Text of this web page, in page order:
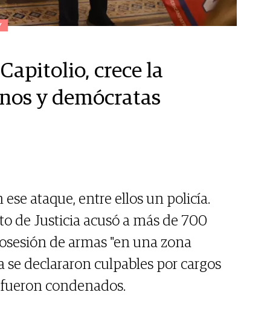
crece la
y demócratas
ataque, entre ellos un policía.
de Justicia acusó a más de 700
de armas "en una zona
se declararon culpables por cargos
condenados.